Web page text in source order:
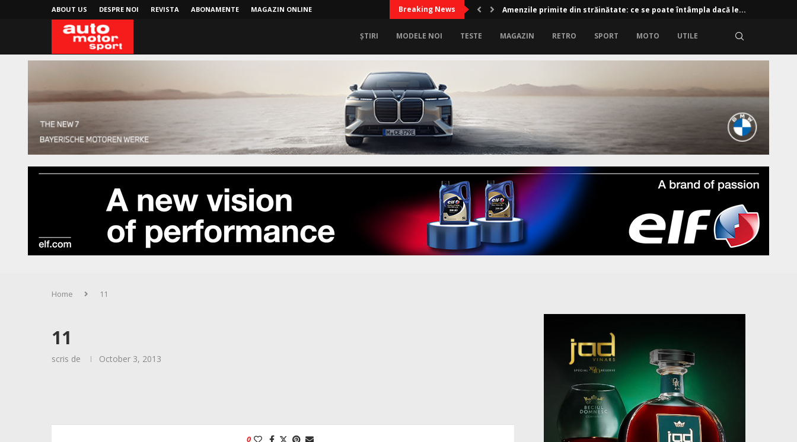
ABOUT US DESPRE NOI REVISTA ABONAMENTE MAGAZIN ONLINE Breaking News Amenzile primite din străinătate: ce se poate întâmpla dacă le...
ȘTIRI MODELE NOI TESTE MAGAZIN RETRO SPORT MOTO UTILE
Home 11
11
scris de October 3, 2013
0